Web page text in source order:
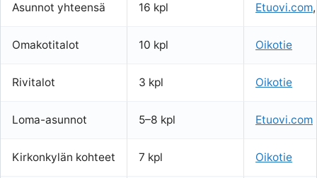
Asunnot yhteensä 16 kpl Etuovi.com
Omakotitalot 10 kpl Oikotie
Rivitalot 3 kpl Oikotie
Loma-asunnot 5–8 kpl Etuovi.com
Kirkonkylän kohteet 7 kpl Oikotie